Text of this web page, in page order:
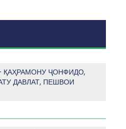
ҶОНФИДО,
ДАВЛАТ, ПЕШВОИ